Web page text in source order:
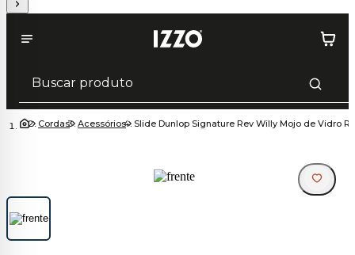
Cordas Acessórios Slide Dunlop Signature Rev Willy Mojo de Vidro